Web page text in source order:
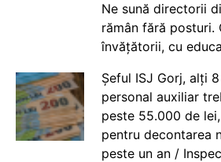
Ne sună directorii
rămân fără posturi.
învățătorii, cu
Șeful ISJ Gorj, alți
personal auxiliar
peste 55.000 de
pentru decontarea
peste un an /